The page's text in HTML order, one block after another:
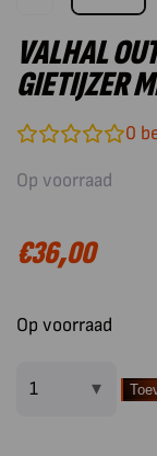
VALHAL
GIETIJZER
0
Op voorraad
€36,00
Op voorraad
Valhal